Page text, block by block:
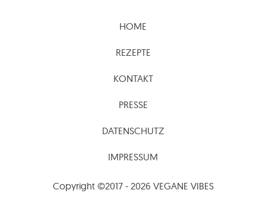
HOME
REZEPTE
KONTAKT
PRESSE
DATENSCHUTZ
IMPRESSUM
Copyright ©2017 - 2026 VEGANE VIBES